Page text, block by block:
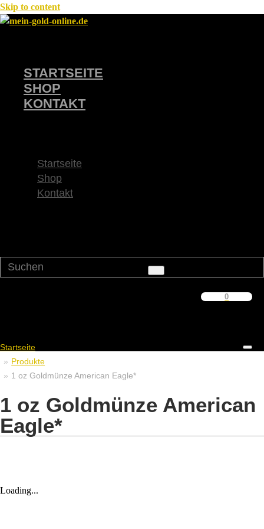
Skip to content
STARTSEITE
SHOP
KONTAKT
Startseite
Shop
Kontakt
0
Startseite
Produkte
1 oz Goldmünze American Eagle*
1 oz Goldmünze American
Eagle*
Loading...